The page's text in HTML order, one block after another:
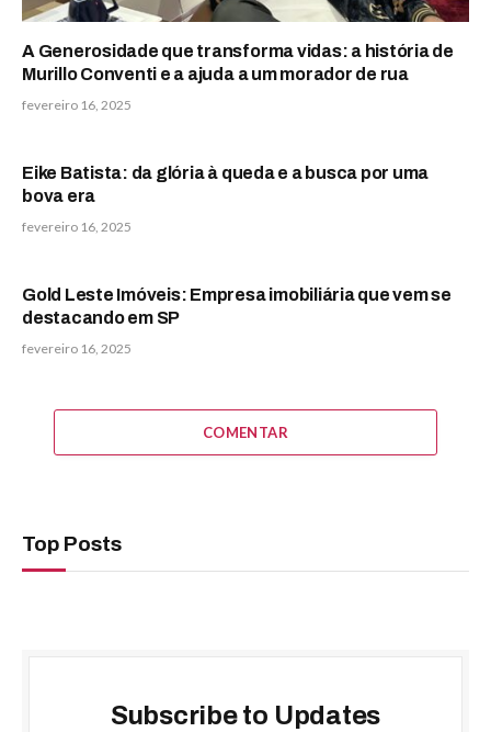
A Generosidade que transforma vidas: a história de
Murillo Conventi e a ajuda a um morador de rua
fevereiro 16, 2025
Eike Batista: da glória à queda e a busca por uma
bova era
fevereiro 16, 2025
Gold Leste Imóveis: Empresa imobiliária que vem se
destacando em SP
fevereiro 16, 2025
COMENTAR
Top Posts
Subscribe to Updates